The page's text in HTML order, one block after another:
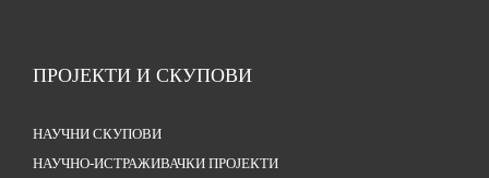
ПРОЈЕКТИ И СКУПОВИ
НАУЧНИ СКУПОВИ
НАУЧНО-ИСТРАЖИВАЧКИ ПРОЈЕКТИ